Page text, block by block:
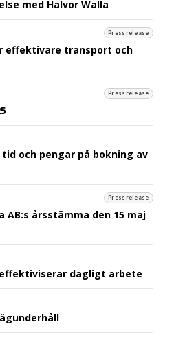
med Halvor Walla
Pressrelease
effektivare transport och
Pressrelease
och pengar på bokning av
Pressrelease
AB:s årsstämma den 15 maj
dagligt arbete